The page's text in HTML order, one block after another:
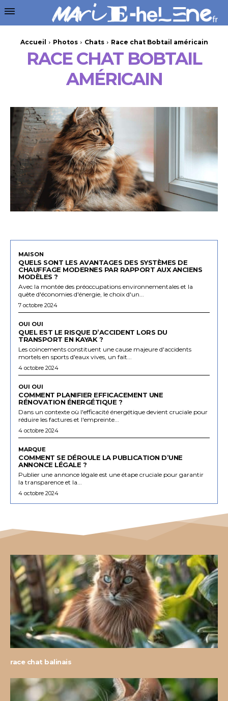
Accueil Photos Chats Race chat Bobtail américain
RACE CHAT BOBTAIL
AMÉRICAIN
MAISON
QUELS SONT LES AVANTAGES DES SYSTÈMES DE
CHAUFFAGE MODERNES PAR RAPPORT AUX ANCIENS
MODÈLES ?
Avec la montée des préoccupations environnementales et la
quête d'économies d'énergie, le choix d'un...
7 octobre 2024
OUI OUI
QUEL EST LE RISQUE D’ACCIDENT LORS DU
TRANSPORT EN KAYAK ?
Les coincements constituent une cause majeure d'accidents
mortels en sports d'eaux vives, un fait...
4 octobre 2024
OUI OUI
COMMENT PLANIFIER EFFICACEMENT UNE
RÉNOVATION ÉNERGÉTIQUE ?
Dans un contexte où l'efficacité énergétique devient cruciale pour
réduire les factures et l'empreinte...
4 octobre 2024
MARQUE
COMMENT SE DÉROULE LA PUBLICATION D’UNE
ANNONCE LÉGALE ?
Publier une annonce légale est une étape cruciale pour garantir
la transparence et la...
4 octobre 2024
race chat balinais